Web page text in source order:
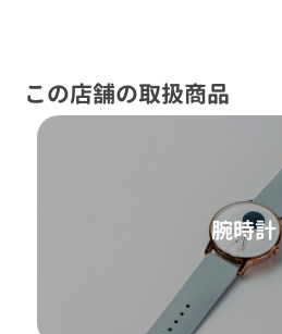
この店舗の取扱商品
腕時計